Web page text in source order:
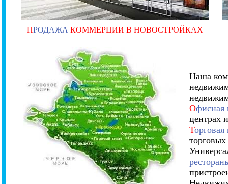
ПРОДАЖА КОММЕРЦИИ В НОВОСТРОЙКАХ
Наша
Офисная
центрах
Т